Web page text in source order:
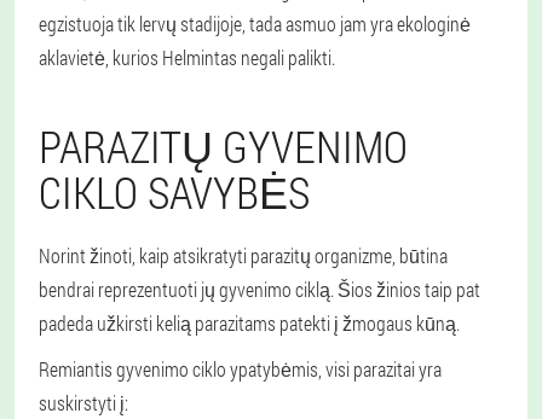
egzistuoja tik lervų stadijoje, tada asmuo jam yra ekologinė
aklavietė, kurios Helmintas negali palikti.
PARAZITŲ GYVENIMO
CIKLO SAVYBĖS
Norint žinoti, kaip atsikratyti parazitų organizme, būtina
bendrai reprezentuoti jų gyvenimo ciklą. Šios žinios taip pat
padeda užkirsti kelią parazitams patekti į žmogaus kūną.
Remiantis gyvenimo ciklo ypatybėmis, visi parazitai yra
suskirstyti į: